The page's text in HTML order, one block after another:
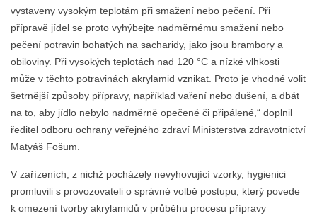
vystaveny vysokým teplotám při smažení nebo pečení. Při
přípravě jídel se proto vyhýbejte nadměrnému smažení nebo
pečení potravin bohatých na sacharidy, jako jsou brambory a
obiloviny. Při vysokých teplotách nad 120 °C a nízké vlhkosti
může v těchto potravinách akrylamid vznikat. Proto je vhodné volit
šetrnější způsoby přípravy, například vaření nebo dušení, a dbát
na to, aby jídlo nebylo nadměrně opečené či připálené,“ doplnil
ředitel odboru ochrany veřejného zdraví Ministerstva zdravotnictví
Matyáš Fošum.
V zařízeních, z nichž pocházely nevyhovující vzorky, hygienici
promluvili s provozovateli o správné volbě postupu, který povede
k omezení tvorby akrylamidů v průběhu procesu přípravy